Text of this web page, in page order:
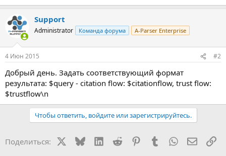
Support
Administrator Команда форума A-Parser Enterprise
4 Июн 2015 #2
Добрый день. Задать соответствующий формат
результата: $query - citation flow: $citationflow, trust flow:
$trustflow\n
Чтобы ответить, войдите или зарегистрируйтесь.
Поделиться: BlueskyLinkedIn
Reddit PinterestTumblr WhatsApp